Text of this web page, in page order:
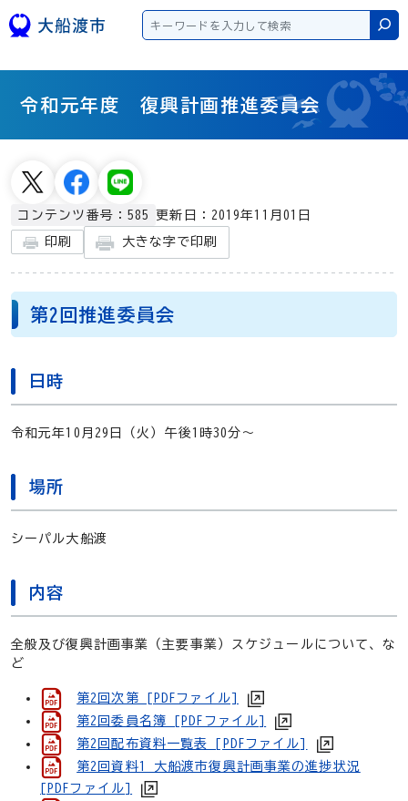
検索
令和元年度 復興計画推進委員会
コンテンツ番号：585 更新日：2019年11月01日
印刷 大きな字で印刷
第2回推進委員会
日時
令和元年10月29日（火）午後1時30分～
場所
シーパル大船渡
内容
全般及び復興計画事業（主要事業）スケジュールについて、な
ど
第2回次第 [PDFファイル]
第2回委員名簿 [PDFファイル]
第2回配布資料一覧表 [PDFファイル]
第2回資料1 大船渡市復興計画事業の進捗状況
[PDFファイル]